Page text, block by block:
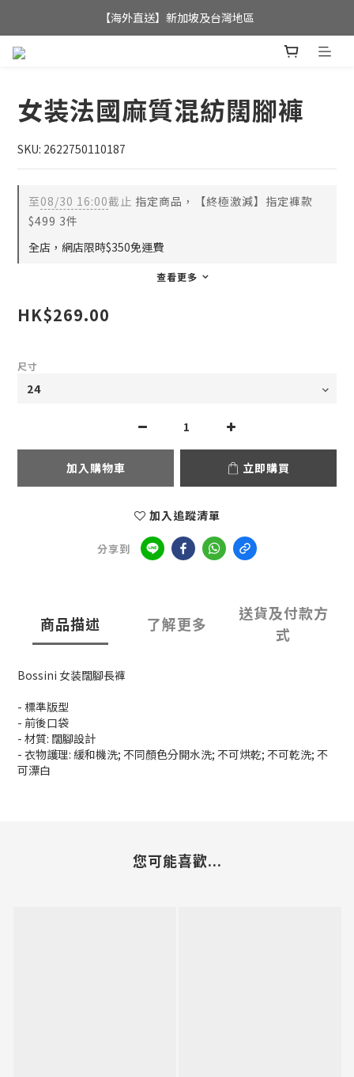
全店滿$350，即可享港澳地區免運費;
【海外直送】新加坡及台灣地區
女装法國麻質混紡闊腳褲
SKU: 2622750110187
至08/30 16:00截止 指定商品，【終極激減】指定褲款
$499 3件
全店，網店限時$350免運費
查看更多
HK$269.00
尺寸
加入購物車 立即購買
加入追蹤清單
分享到
商品描述 了解更多
送貨及付款方
式
Bossini 女装闊腳長褲
- 標準版型
- 前後口袋
- 材質: 闊腳設計
- 衣物護理: 緩和機洗; 不同顏色分開水洗; 不可烘乾; 不可乾洗; 不
可漂白
您可能喜歡...